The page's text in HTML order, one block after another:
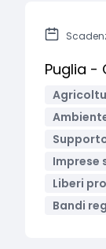
Puglia -
Imprese
Liberi
Bandi